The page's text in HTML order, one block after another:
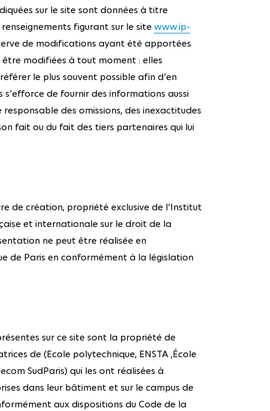
sur le site sont données à titre
figurant sur le site www.ip-
de modifications ayant été apportées
être modifiées à tout moment : elles
le plus souvent possible afin d’en
s’efforce de fournir des informations aussi
des omissions, des inexactitudes
fait ou du fait des tiers partenaires qui lui
de création, propriété exclusive de l’Institut
et internationale sur le droit de la
ne peut être réalisée en
de Paris en conformément à la législation
sur ce site sont la propriété de
de (Ecole polytechnique, ENSTA ,École
SudParis) qui les ont réalisées à
dans leur bâtiment et sur le campus de
aux dispositions du Code de la